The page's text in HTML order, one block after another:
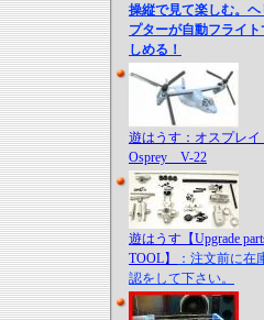
操縦で見て楽しむ。ヘ
プターが自動フライト
しめる！
遊はうす：オスプレ
Osprey V-22
遊はうす【Upgrade
TOOL】
：注文前に在
認をして下さい。